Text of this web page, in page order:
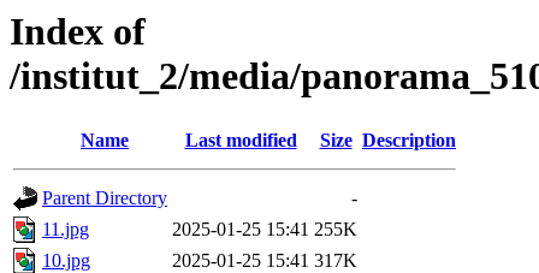
Index of
/institut_2/media/
Name Last modified Size Description
Parent Directory
-
11.jpg
2025-01-25 15:41 255K
10.jpg
2025-01-25 15:41 317K